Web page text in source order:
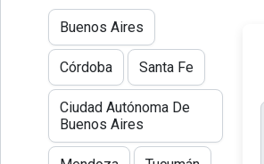
Buenos Aires
Córdoba Santa Fe
Ciudad Autónoma De
Buenos Aires